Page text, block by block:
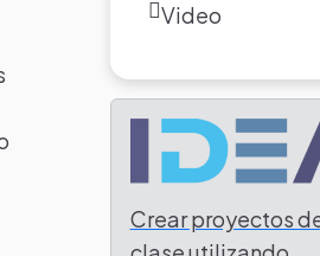
Video
Crear proyectos